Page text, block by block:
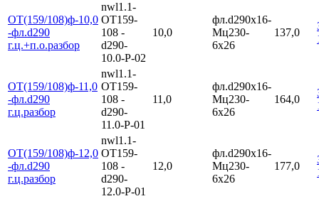
ОТ(159/108)ф-10,0
-фл.d290
г.ц.+п.о.разбор
nwl1.1-
ОТ159-
108 -
d290-
10.0-Р-02
10,0
фл.d290х16-
Мц230-
6х26
137,0
ОТ(159/108)ф-11,0
-фл.d290
г.ц.разбор
nwl1.1-
ОТ159-
108 -
d290-
11.0-Р-01
11,0
фл.d290х16-
Мц230-
6х26
164,0
ОТ(159/108)ф-12,0
-фл.d290
г.ц.разбор
nwl1.1-
ОТ159-
108 -
d290-
12.0-Р-01
12,0
фл.d290х16-
Мц230-
6х26
177,0